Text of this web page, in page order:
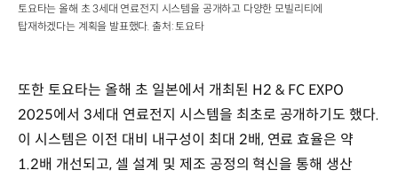
토요타는 올해 초 3세대 연료전지 시스템을 공개하고 다양한 모빌리티에
탑재하겠다는 계획을 발표했다. 출처: 토요타
또한 토요타는 올해 초 일본에서 개최된 H2 & FC EXPO
2025에서 3세대 연료전지 시스템을 최초로 공개하기도 했다.
이 시스템은 이전 대비 내구성이 최대 2배, 연료 효율은 약
1.2배 개선되고, 셀 설계 및 제조 공정의 혁신을 통해 생산